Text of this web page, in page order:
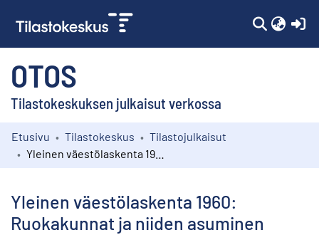
OTOS
Tilastokeskuksen julkaisut verkossa
Kokoelmat
Etusivu Tilastokeskus
Tilastojulkaisut
Yleinen väestölaskenta 1960:
Ruokakunnat ja niiden asuminen